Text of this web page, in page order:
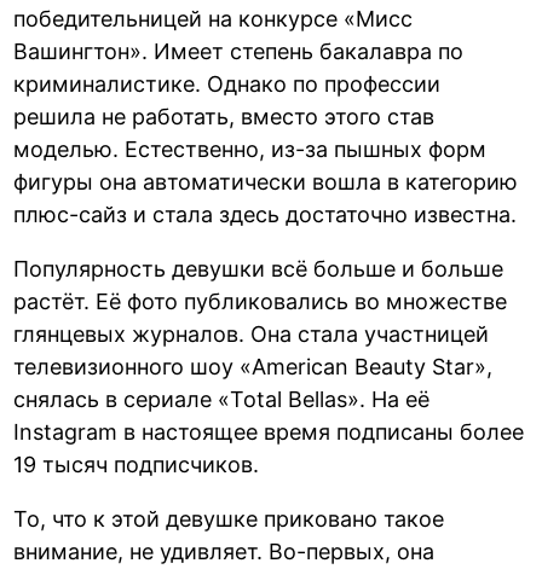
победительницей на конкурсе «Мисс
Вашингтон». Имеет степень бакалавра по
криминалистике. Однако по профессии
решила не работать, вместо этого став
моделью. Естественно, из-за пышных форм
фигуры она автоматически вошла в категорию
плюс-сайз и стала здесь достаточно известна.
Популярность девушки всё больше и больше
растёт. Её фото публиковались во множестве
глянцевых журналов. Она стала участницей
телевизионного шоу «American Beauty Star»,
снялась в сериале «Total Bellas». На её
Instagram в настоящее время подписаны более
19 тысяч подписчиков.
То, что к этой девушке приковано такое
внимание, не удивляет. Во-первых, она